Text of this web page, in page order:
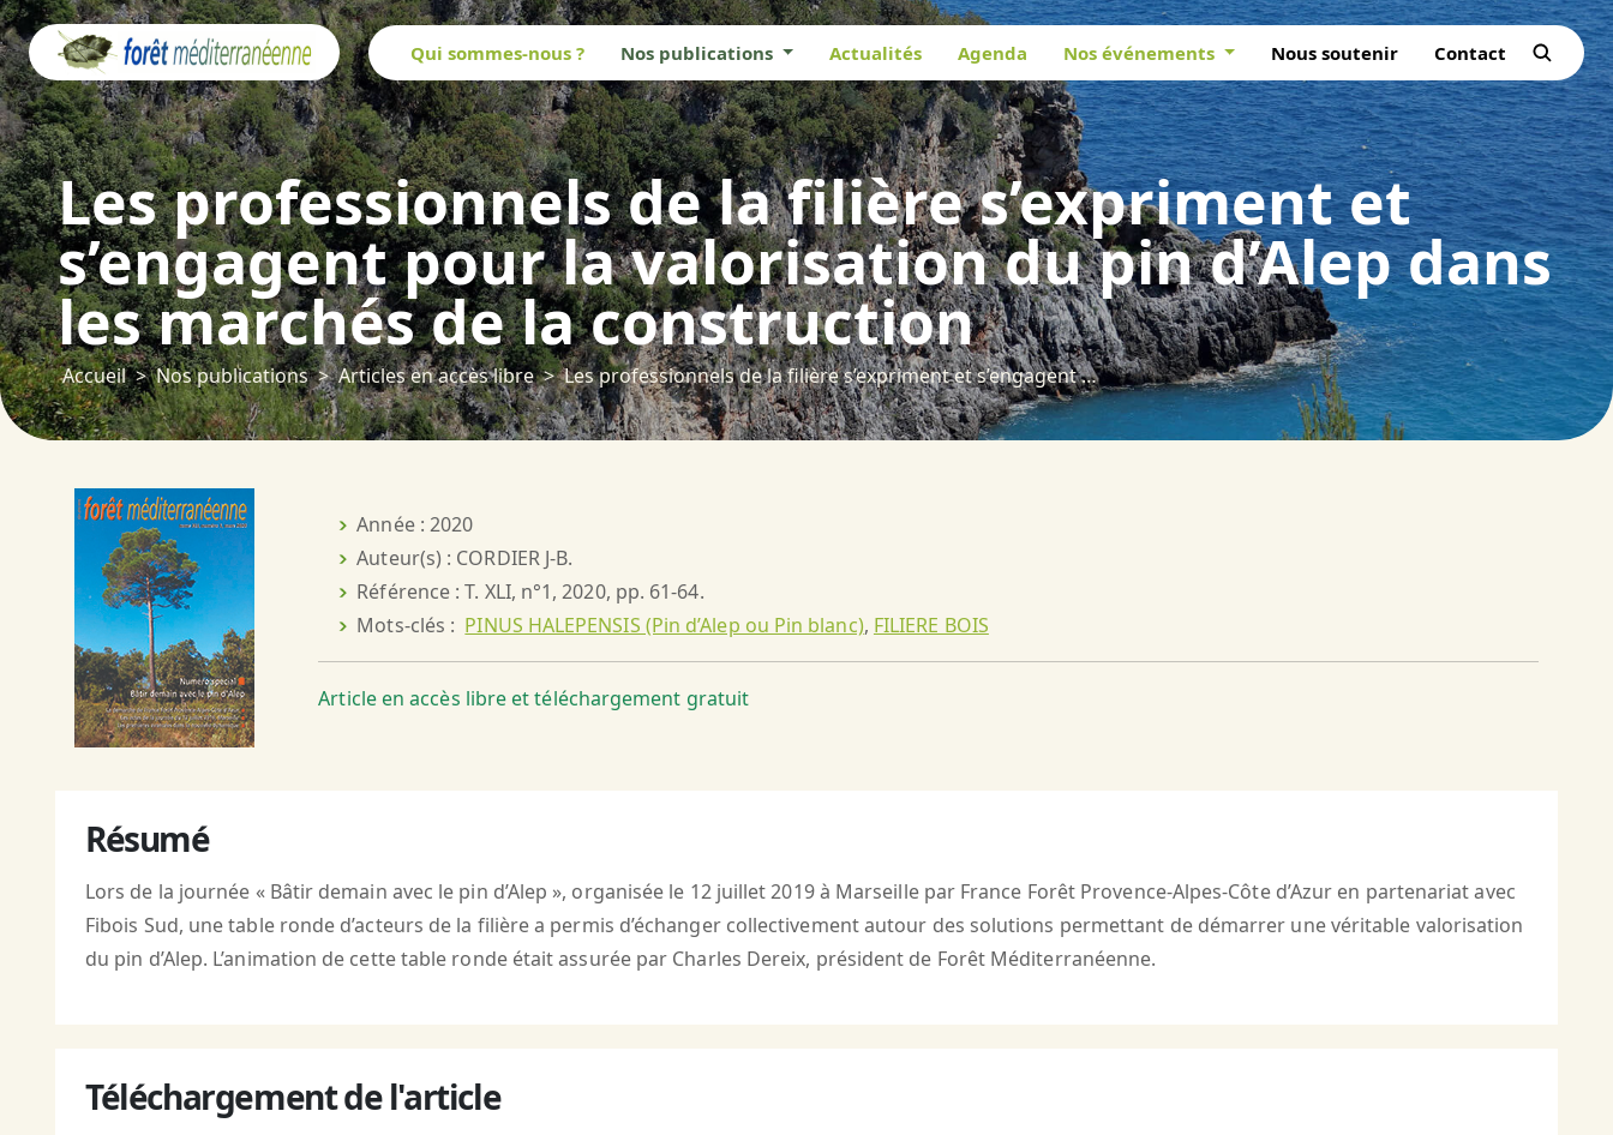
Qui sommes-nous ? Nos publications Actualités Agenda Nos événements Nous soutenir Contact
Les professionnels de la filière s’expriment et
s’engagent pour la valorisation du pin d’Alep dans
les marchés de la construction
Accueil Nos publications Articles en accès libre Les professionnels de la filière s’expriment et s’engagent pour la valorisation du pin d’Alep dans les marchés de la construction
Année : 2020
Auteur(s) : CORDIER J-B.
Référence : T. XLI, n°1, 2020, pp. 61-64.
Mots-clés : PINUS HALEPENSIS (Pin d’Alep ou Pin blanc), FILIERE BOIS
Article en accès libre et téléchargement gratuit
Résumé
Lors de la journée « Bâtir demain avec le pin d’Alep », organisée le 12 juillet 2019 à Marseille par France Forêt Provence-Alpes-Côte d’Azur en partenariat avec
Fibois Sud, une table ronde d’acteurs de la filière a permis d’échanger collectivement autour des solutions permettant de démarrer une véritable valorisation
du pin d’Alep. L’animation de cette table ronde était assurée par Charles Dereix, président de Forêt Méditerranéenne.
Téléchargement de l'article
Panneau de gestion des cookies